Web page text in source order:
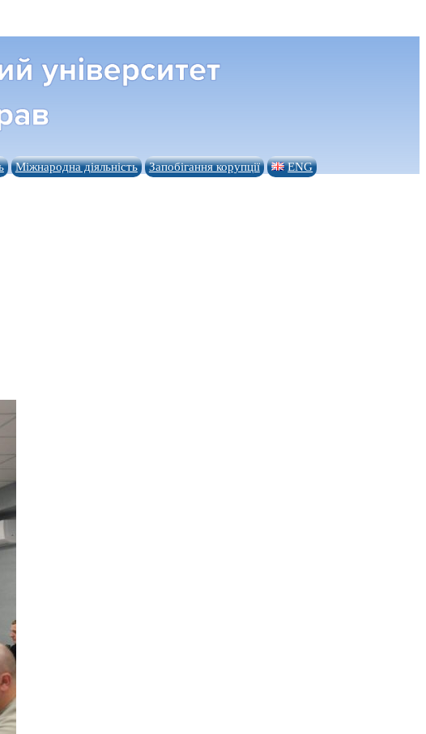
Міжнародна діяльність Запобігання корупції ENG